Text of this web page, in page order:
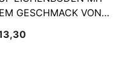
GESCHMACK VON
750 Ml -